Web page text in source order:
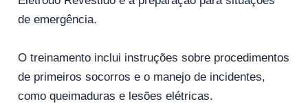
de emergência.
O treinamento inclui instruções sobre procedimentos
de primeiros socorros e o manejo de incidentes,
como queimaduras e lesões elétricas.